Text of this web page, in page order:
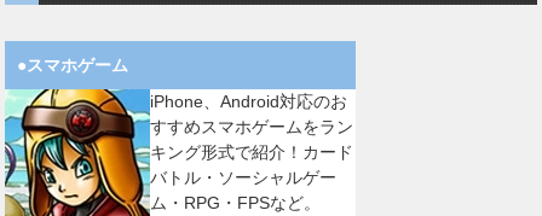
●スマホゲーム
iPhone、Android対応のお
すすめスマホゲームをラン
キング形式で紹介！カード
バトル・ソーシャルゲー
ム・RPG・FPSなど。